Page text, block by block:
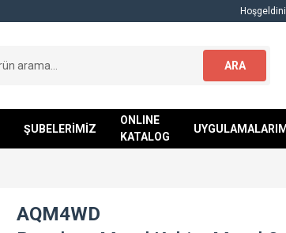
ARA
ŞUBELERİMİZ
ONLINE
KATALOG
AQM4WD